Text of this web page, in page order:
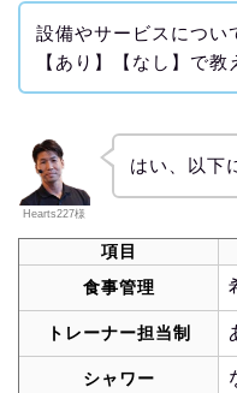
設備やサービスについ
【あり】【なし】で
Hearts227様
はい、以下
項目
食事管理
トレーナー担当制
シャワー